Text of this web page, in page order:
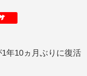
年10ヵ月ぶりに復活